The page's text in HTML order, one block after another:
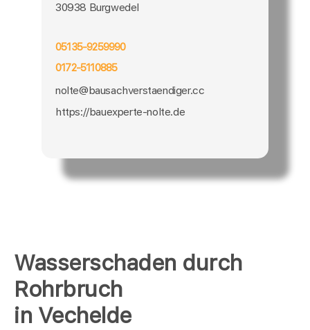
Wasserschaden durch
Rohrbruch
in Vechelde
30938 Burgwedel
05135-9259990
0172-5110885
nolte@bausachverstaendiger.cc
https://bauexperte-nolte.de